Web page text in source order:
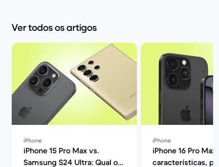
Ver todos os artigos
iPhone
iPhone 15 Pro Max vs.
Samsung S24 Ultra: Qual o
iPhone
iPhone 16 Pro Max:
características,